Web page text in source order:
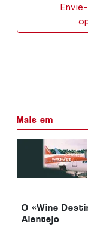
Mais em
O «Wine
Alentejo